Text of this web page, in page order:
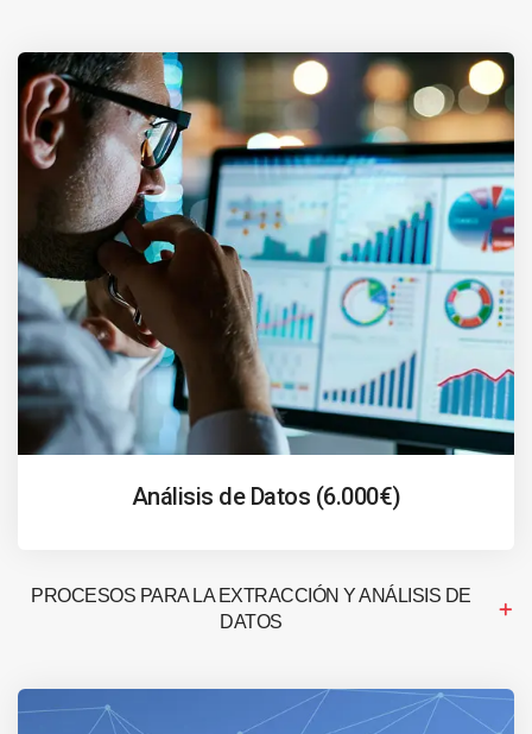
Análisis de Datos (6.000€)
PROCESOS PARA LA EXTRACCIÓN Y ANÁLISIS DE
DATOS